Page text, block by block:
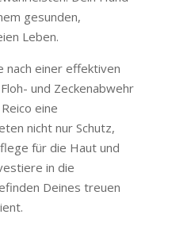
gesunden,
Leben.
nach einer effektiven
und Zeckenabwehr
eine
nicht nur Schutz,
für die Haut und
in die
Deines treuen